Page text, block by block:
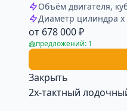
Объём двигателя,
Диаметр цилиндра
от 678 000 ₽
предложений: 1
Закрыть
2х-тактный